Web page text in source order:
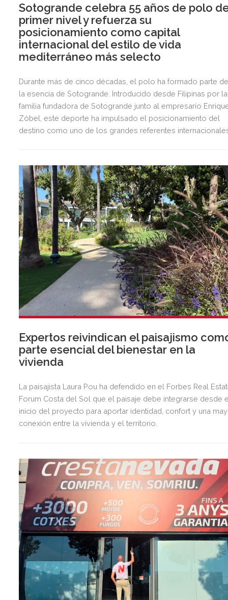
Sotogrande celebra 55 años de polo
primer nivel y refuerza su
posicionamiento como capital
internacional del estilo de vida
mediterráneo más selecto
Durante más de cinco décadas, el polo ha formado parte
la esencia de Sotogrande. Introducido desde Filipinas por la
familia fundadora de Sotogrande junto al empresario
Zóbel, este deporte ha impulsado el posicionamiento del
destino como uno de los grandes referentes
exclusiva agenda social.
Expertos reivindican el paisajismo
parte esencial del bienestar en la
vivienda
La paisajista Laura Pou ha defendido en el Forbes Real
Forum Costa del Sol que el paisaje debe integrarse desde
inicio del proyecto para aportar identidad, confort y una
conexión entre la vivienda y el territorio.